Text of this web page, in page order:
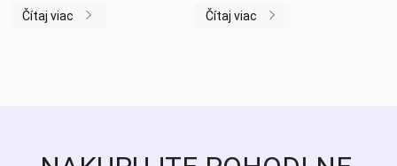
Čítaj viac Čítaj viac